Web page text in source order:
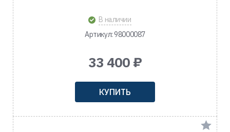
В наличии
Артикул: 98000087
33 400 ₽
КУПИТЬ